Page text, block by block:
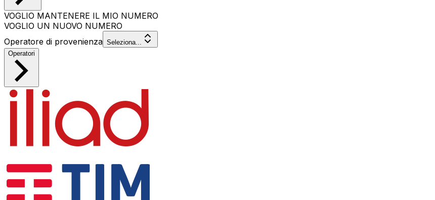
VOGLIO MANTENERE IL MIO NUMERO
VOGLIO UN NUOVO NUMERO
Operatore di provenienza Seleziona...
Operatori